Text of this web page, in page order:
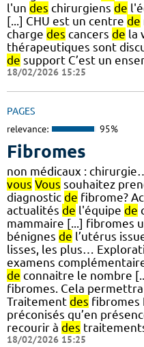
l'un des chirurgiens de
[...] CHU est un centre de
charge des cancers de la
thérapeutiques sont
de support C’est un
18/02/2026 15:25
PAGES
relevance: 95%
Fibromes
non médicaux :
vous Vous souhaitez
diagnostic de fibrome?
actualités de l'équipe de
mammaire [...] fibromes
bénignes de l’utérus
lisses, les plus…
examens
de connaitre le nombre
fibromes. Cela
Traitement des fibromes
préconisés qu’en
recourir à des
18/02/2026 15:25